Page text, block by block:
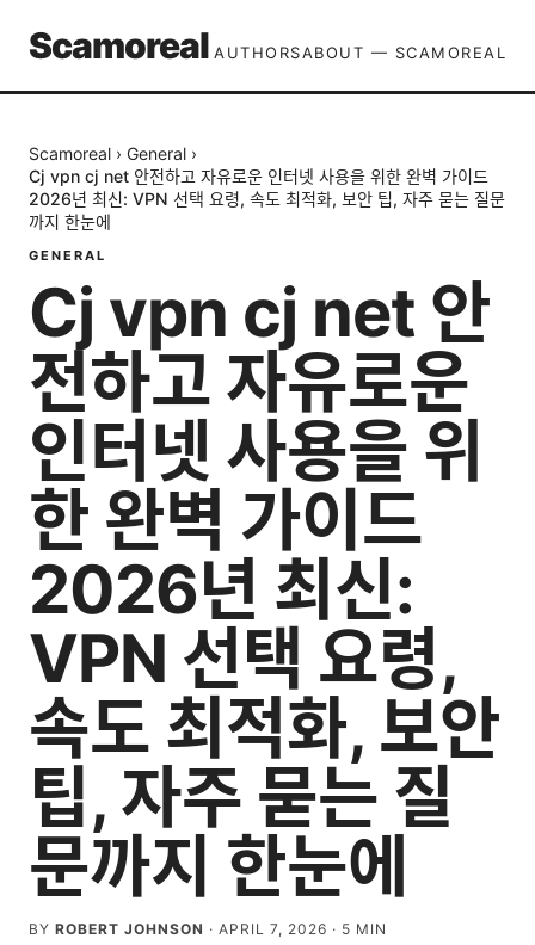
Scamoreal AUTHORSABOUT — SCAMOREAL
Scamoreal › General ›
Cj vpn cj net 안전하고 자유로운 인터넷 사용을 위한 완벽 가이드
2026년 최신: VPN 선택 요령, 속도 최적화, 보안 팁, 자주 묻는 질문
까지 한눈에
GENERAL
Cj vpn cj net 안
전하고 자유로운
인터넷 사용을 위
한 완벽 가이드
2026년 최신:
VPN 선택 요령,
속도 최적화, 보안
팁, 자주 묻는 질
문까지 한눈에
BY ROBERT JOHNSON · APRIL 7, 2026 · 5 MIN